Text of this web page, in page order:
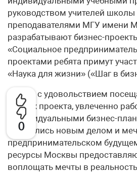
0
руководством учителей
преподавателями МГУ имени
разрабатывают бизнес-
«Социальное
проектами ребята примут
«Наука для жизни» («Шаг в
Ребята с удовольствием
рамках проекта, увлеченно
индивидуальными бизнес-
загорелись новым делом и
предпринимательском
ресурсы Москвы
воплощать мечты в